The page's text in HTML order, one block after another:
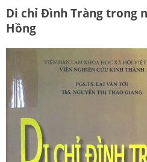
Di chỉ Đình Tràng trong
Hồng